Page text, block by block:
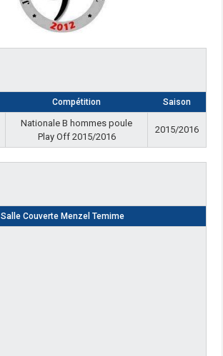
Compétition Saison
Nationale B hommes poule
Play Off 2015/2016
2015/2016
Salle Couverte Menzel Temime